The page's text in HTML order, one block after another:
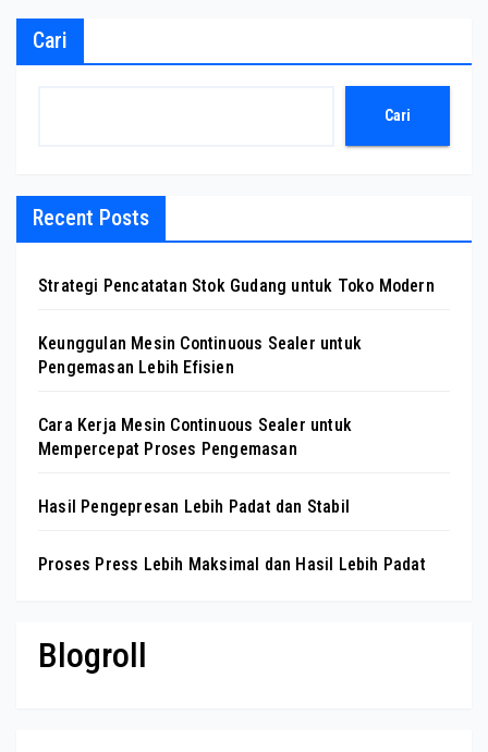
Cari
Cari
Recent Posts
Strategi Pencatatan Stok Gudang untuk Toko Modern
Keunggulan Mesin Continuous Sealer untuk
Pengemasan Lebih Efisien
Cara Kerja Mesin Continuous Sealer untuk
Mempercepat Proses Pengemasan
Hasil Pengepresan Lebih Padat dan Stabil
Proses Press Lebih Maksimal dan Hasil Lebih Padat
Blogroll